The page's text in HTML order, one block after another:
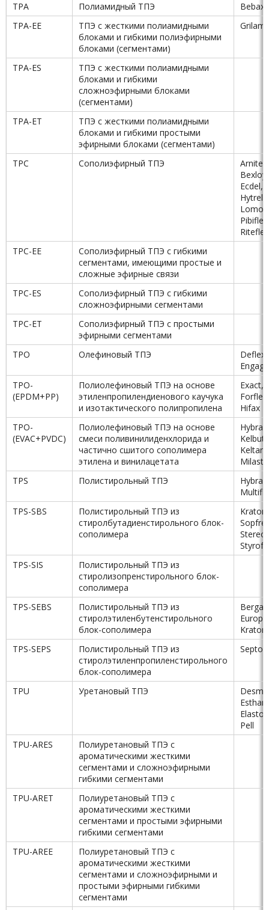
TPA
Полиамидный ТПЭ
Bebax
TPA-EE
ТПЭ с жесткими полиамидными
блоками и гибкими полиэфирными
блоками (сегментами)
TPA-ES
ТПЭ с жесткими полиамидными
блоками и гибкими
сложноэфирными блоками
(сегментами)
TPA-ET
ТПЭ с жесткими полиамидными
блоками и гибкими простыми
эфирными блоками (сегментами)
TPC
Сополиэфирный ТПЭ
Arnite,
Bexloy,
Ecdel,
Hytrel,
Riteflex
TPC-EE
Сополиэфирный ТПЭ с гибкими
сегментами, имеющими простые и
сложные эфирные связи
TPC-ES
Сополиэфирный ТПЭ с гибкими
сложноэфирными сегментами
TPC-ET
Сополиэфирный ТПЭ с простыми
эфирными сегментами
TPO
Олефиновый ТПЭ
Deflex,
Engage
TPO-
(EPDM+PP)
Полиолефиновый ТПЭ на основе
этиленпропилендиенового каучука
и изотактического полипропилена
Exact,
Forflex,
Hifax
TPO-
(EVAC+PVDC)
Полиолефиновый ТПЭ на основе
смеси поливинилиденхлорида и
частично сшитого сополимера
этилена и винилацетата
Hybrar,
Keltan,
TPS
Полистирольный ТПЭ
Hybrar,
TPS-SBS
Полистирольный ТПЭ из
стиролбутадиенстирольного блок-
сополимера
Kraton
Styrof
TPS-SIS
Полистирольный ТПЭ из
стиролизопренстирольного блок-
сополимера
TPS-SEBS
Полистирольный ТПЭ из
стиролэтиленбутенстирольного
блок-сополимера
Kraton
TPS-SEPS
Полистирольный ТПЭ из
стиролэтиленпропиленстирольного
блок-сополимера
Septon
TPU Уретановый ТПЭ
Pell
TPU-ARES
Полиуретановый ТПЭ с
ароматическими жесткими
сегментами и сложноэфирными
гибкими сегментами
TPU-ARET
Полиуретановый ТПЭ с
ароматическими жесткими
сегментами и простыми эфирными
гибкими сегментами
TPU-AREE
Полиуретановый ТПЭ с
ароматическими жесткими
сегментами и сложноэфирными и
простыми эфирными гибкими
сегментами